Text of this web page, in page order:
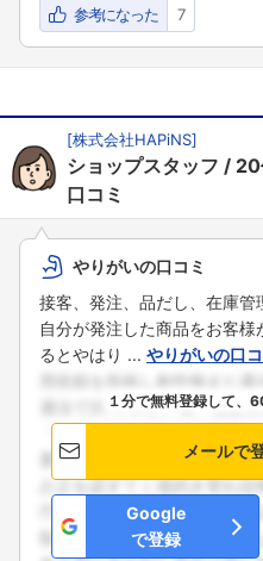
参考になった 7
[株式会社HAPiNS]
ショップスタッフ 20
口コミ
やりがいの口コミ
接客、発注、品だし、在庫管
自分が発注した商品をお客
るとやはり ... やりがいの口
１分で無料登録して、
メールで
Google
で登録